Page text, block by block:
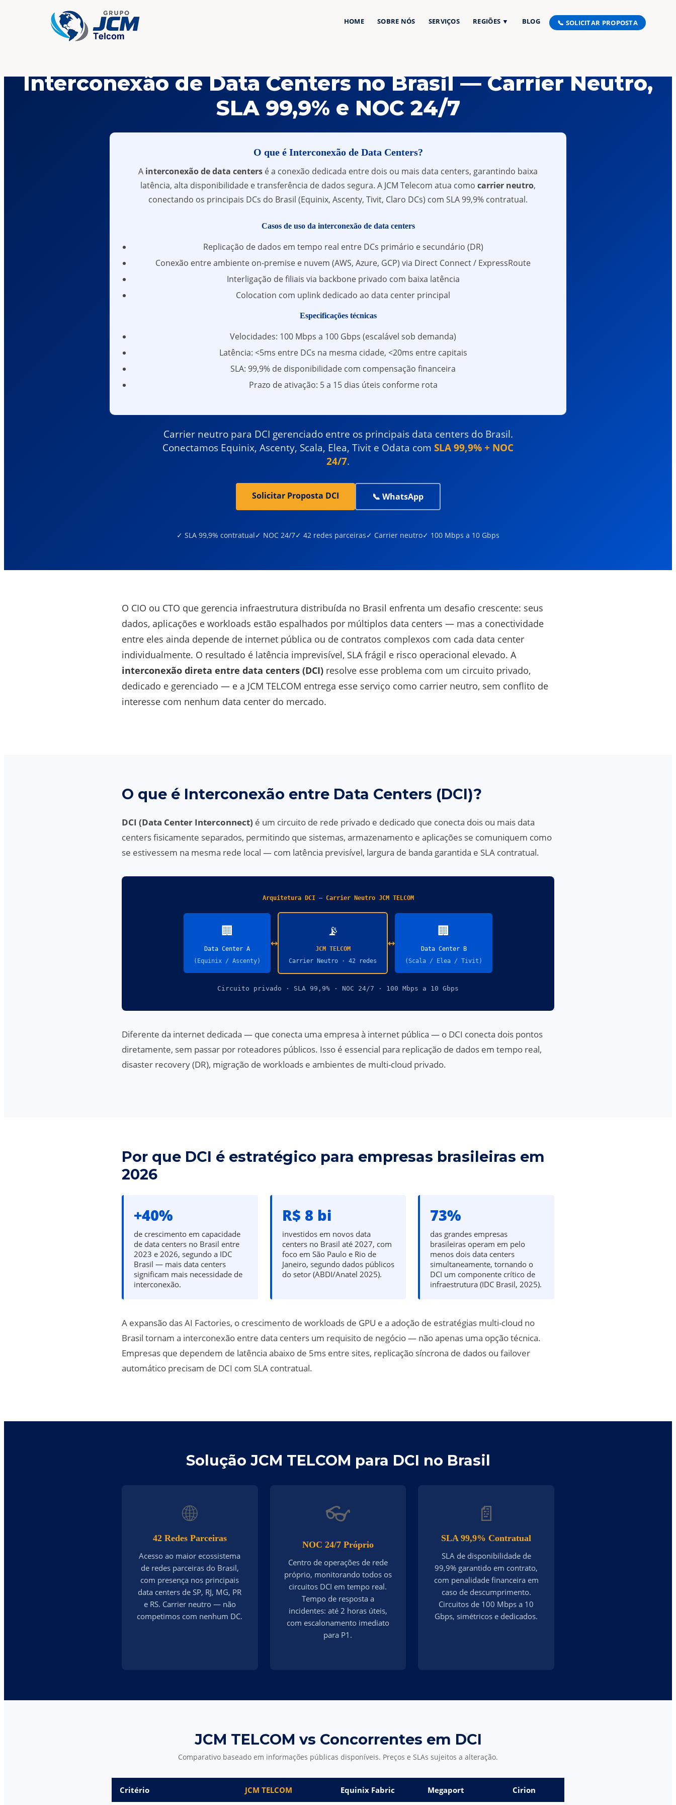
HOME SOBRE NÓS SERVIÇOS REGIÕES ▼ BLOG 📞 SOLICITAR PROPOSTA
Interconexão de Data Centers no Brasil — Carrier Neutro,
SLA 99,9% e NOC 24/7
O que é Interconexão de Data Centers?
A interconexão de data centers é a conexão dedicada entre dois ou mais data centers, garantindo baixa
latência, alta disponibilidade e transferência de dados segura. A JCM Telecom atua como carrier neutro,
conectando os principais DCs do Brasil (Equinix, Ascenty, Tivit, Claro DCs) com SLA 99,9% contratual.
Casos de uso da interconexão de data centers
Replicação de dados em tempo real entre DCs primário e secundário (DR)
Conexão entre ambiente on-premise e nuvem (AWS, Azure, GCP) via Direct Connect / ExpressRoute
Interligação de filiais via backbone privado com baixa latência
Colocation com uplink dedicado ao data center principal
Especificações técnicas
Velocidades: 100 Mbps a 100 Gbps (escalável sob demanda)
Latência: <5ms entre DCs na mesma cidade, <20ms entre capitais
SLA: 99,9% de disponibilidade com compensação financeira
Prazo de ativação: 5 a 15 dias úteis conforme rota
Carrier neutro para DCI gerenciado entre os principais data centers do Brasil.
Conectamos Equinix, Ascenty, Scala, Elea, Tivit e Odata com SLA 99,9% + NOC
24/7.
Solicitar Proposta DCI 📞 WhatsApp
✓ SLA 99,9% contratual✓ NOC 24/7✓ 42 redes parceiras✓ Carrier neutro✓ 100 Mbps a 10 Gbps
O CIO ou CTO que gerencia infraestrutura distribuída no Brasil enfrenta um desafio crescente: seus
dados, aplicações e workloads estão espalhados por múltiplos data centers — mas a conectividade
entre eles ainda depende de internet pública ou de contratos complexos com cada data center
individualmente. O resultado é latência imprevisível, SLA frágil e risco operacional elevado. A
interconexão direta entre data centers (DCI) resolve esse problema com um circuito privado,
dedicado e gerenciado — e a JCM TELCOM entrega esse serviço como carrier neutro, sem conflito de
interesse com nenhum data center do mercado.
O que é Interconexão entre Data Centers (DCI)?
DCI (Data Center Interconnect) é um circuito de rede privado e dedicado que conecta dois ou mais data
centers fisicamente separados, permitindo que sistemas, armazenamento e aplicações se comuniquem como
se estivessem na mesma rede local — com latência previsível, largura de banda garantida e SLA contratual.
Arquitetura DCI — Carrier Neutro JCM TELCOM
🏢
Data Center A
(Equinix / Ascenty)
↔
📡
JCM TELCOM
Carrier Neutro · 42 redes
↔
🏢
Data Center B
(Scala / Elea / Tivit)
Circuito privado · SLA 99,9% · NOC 24/7 · 100 Mbps a 10 Gbps
Diferente da internet dedicada — que conecta uma empresa à internet pública — o DCI conecta dois pontos
diretamente, sem passar por roteadores públicos. Isso é essencial para replicação de dados em tempo real,
disaster recovery (DR), migração de workloads e ambientes de multi-cloud privado.
Por que DCI é estratégico para empresas brasileiras em
2026
+40%
de crescimento em capacidade
de data centers no Brasil entre
2023 e 2026, segundo a IDC
Brasil — mais data centers
significam mais necessidade de
interconexão.
R$ 8 bi
investidos em novos data
centers no Brasil até 2027, com
foco em São Paulo e Rio de
Janeiro, segundo dados públicos
do setor (ABDI/Anatel 2025).
73%
das grandes empresas
brasileiras operam em pelo
menos dois data centers
simultaneamente, tornando o
DCI um componente crítico de
infraestrutura (IDC Brasil, 2025).
A expansão das AI Factories, o crescimento de workloads de GPU e a adoção de estratégias multi-cloud no
Brasil tornam a interconexão entre data centers um requisito de negócio — não apenas uma opção técnica.
Empresas que dependem de latência abaixo de 5ms entre sites, replicação síncrona de dados ou failover
automático precisam de DCI com SLA contratual.
Solução JCM TELCOM para DCI no Brasil
🌐
42 Redes Parceiras
Acesso ao maior ecossistema
de redes parceiras do Brasil,
com presença nos principais
data centers de SP, RJ, MG, PR
e RS. Carrier neutro — não
competimos com nenhum DC.
👓
NOC 24/7 Próprio
Centro de operações de rede
próprio, monitorando todos os
circuitos DCI em tempo real.
Tempo de resposta a
incidentes: até 2 horas úteis,
com escalonamento imediato
para P1.
📄
SLA 99,9% Contratual
SLA de disponibilidade de
99,9% garantido em contrato,
com penalidade financeira em
caso de descumprimento.
Circuitos de 100 Mbps a 10
Gbps, simétricos e dedicados.
JCM TELCOM vs Concorrentes em DCI
Comparativo baseado em informações públicas disponíveis. Preços e SLAs sujeitos a alteração.
Critério JCM TELCOM Equinix Fabric Megaport Cirion